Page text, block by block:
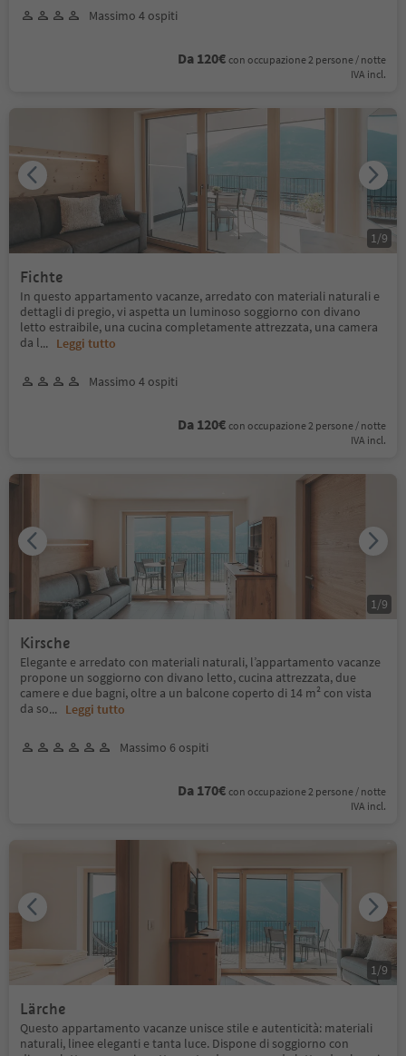
Massimo 4 ospiti
Da 120€ con occupazione 2 persone / notte
IVA incl.
Fichte
In questo appartamento vacanze, arredato con materiali naturali e
dettagli di pregio, vi aspetta un luminoso soggiorno con divano
letto estraibile, una cucina completamente attrezzata, una camera
da l... Leggi tutto
Massimo 4 ospiti
Da 120€ con occupazione 2 persone / notte
IVA incl.
1 /9
Kirsche
Elegante e arredato con materiali naturali, l’appartamento vacanze
propone un soggiorno con divano letto, cucina attrezzata, due
camere e due bagni, oltre a un balcone coperto di 14 m² con vista
da so... Leggi tutto
Massimo 6 ospiti
Da 170€ con occupazione 2 persone / notte
IVA incl.
1 /9
Lärche
Questo appartamento vacanze unisce stile e autenticità: materiali
naturali, linee eleganti e tanta luce. Dispone di soggiorno con
1 /9